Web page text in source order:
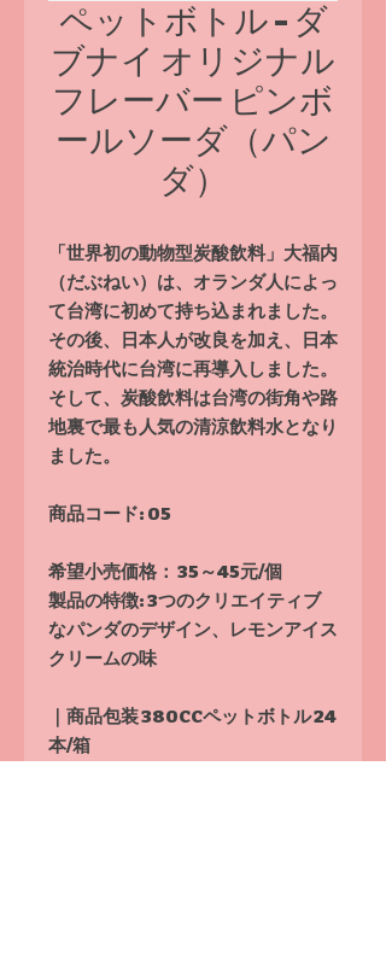
ペットボトル - ダ
ブナイ オリジナル
フレーバー ピンボ
ールソーダ（パン
ダ）
「世界初の動物型炭酸飲料」大福内
（だぶねい）は、オランダ人によっ
て台湾に初めて持ち込まれました。
その後、日本人が改良を加え、日本
統治時代に台湾に再導入しました。
そして、炭酸飲料は台湾の街角や路
地裏で最も人気の清涼飲料水となり
ました。
商品コード: 05
希望小売価格： 35～45元/個
製品の特徴: 3つのクリエイティブ
なパンダのデザイン、レモンアイス
クリームの味
｜商品包装 380CCペットボトル 24
本/箱